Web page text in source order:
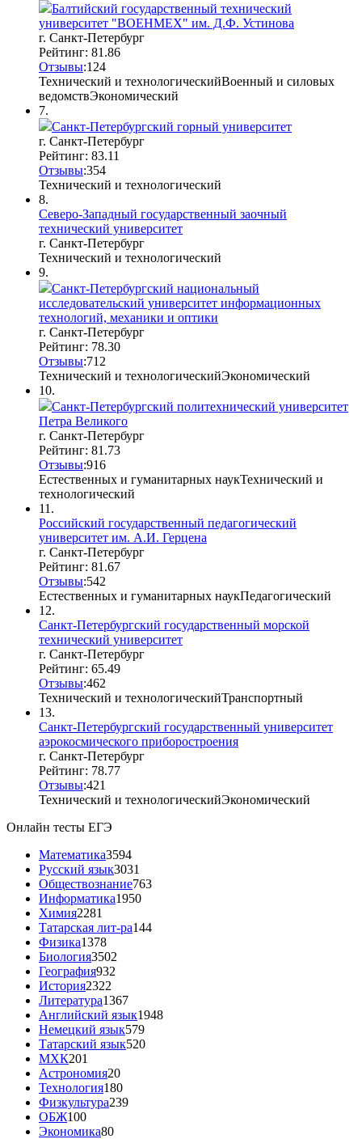
Балтийский государственный технический
университет "ВОЕНМЕХ" им. Д.Ф. Устинова
г. Санкт-Петербург
Рейтинг: 81.86
Отзывы:124
Технический и технологическийВоенный и силовых
ведомствЭкономический
7.
Санкт-Петербургский горный университет
г. Санкт-Петербург
Рейтинг: 83.11
Отзывы:354
Технический и технологический
8.
Северо-Западный государственный заочный
технический университет
г. Санкт-Петербург
Технический и технологический
9.
Санкт-Петербургский национальный
исследовательский университет информационных
технологий, механики и оптики
г. Санкт-Петербург
Рейтинг: 78.30
Отзывы:71 2
Технический и технологическийЭкономический
10.
Санкт-Петербургский политехнический университет
Петра Великого
г. Санкт-Петербург
Рейтинг: 81.73
Отзывы:916
Естественных и гуманитарных наукТехнический и
технологический
11.
Российский государственный педагогический
университет им. А.И. Герцена
г. Санкт-Петербург
Рейтинг: 81.67
Отзывы:542
Естественных и гуманитарных наукПедагогический
12.
Санкт-Петербургский государственный морской
технический университет
г. Санкт-Петербург
Рейтинг: 65.49
Отзывы:462
Технический и технологическийТранспортный
13.
Санкт-Петербургский государственный университет
аэрокосмического приборостроения
г. Санкт-Петербург
Рейтинг: 78.77
Отзывы:421
Технический и технологическийЭкономический
Онлайн тесты ЕГЭ
Математика3594
Русский язык3031
Обществознание763
Информатика1950
Химия2281
Татарская лит-ра144
Физика1378
Биология3502
География932
История2322
Литература1367
Английский язык1948
Немецкий язык579
Татарский язык520
МХК201
Астрономия20
Технология180
Физкультура239
ОБЖ100
Экономика80